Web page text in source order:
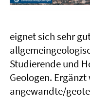
eignet sich sehr
Studierende und
Geologen.
angewandte/